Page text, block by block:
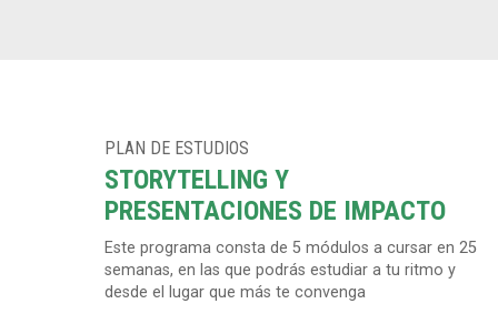
PLAN DE ESTUDIOS
STORYTELLING Y
PRESENTACIONES DE IMPACTO
Este programa consta de 5 módulos a cursar en 25
semanas, en las que podrás estudiar a tu ritmo y
desde el lugar que más te convenga